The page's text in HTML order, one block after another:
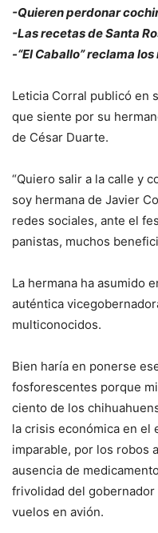
-Quieren perdonar
-Las recetas de Santa
-“El Caballo” reclama
Leticia Corral publicó en
que siente por su
de César Duarte.
“Quiero salir a la calle y
soy hermana de Javier
redes sociales, ante el
panistas, muchos
La hermana ha asumido
auténtica
multiconocidos.
Bien haría en ponerse
fosforescentes porque
ciento de los
la crisis económica en el
imparable, por los robos
ausencia de
frivolidad del
vuelos en avión.